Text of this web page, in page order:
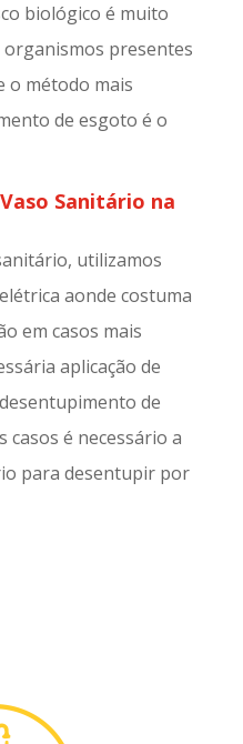
biológico é muito
presentes
o método mais
de esgoto é o
Sanitário na
utilizamos
aonde costuma
em casos mais
aplicação de
de
casos é necessário a
para desentupir por